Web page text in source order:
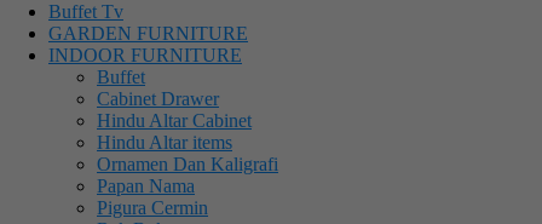
Buffet Tv
GARDEN FURNITURE
INDOOR FURNITURE
Buffet
Cabinet Drawer
Hindu Altar Cabinet
Hindu Altar items
Ornamen Dan Kaligrafi
Papan Nama
Pigura Cermin